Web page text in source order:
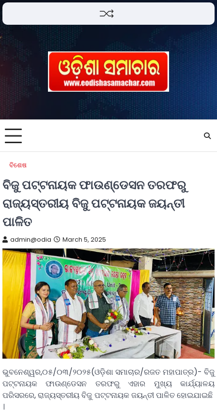
ବିଶେଷ
ବିଜୁ ପଟ୍ଟନାୟକ ଫାଉଣ୍ଡେସନ ତରଫରୁ
ରାଜ୍ୟସ୍ତରୀୟ ବିଜୁ ପଟ୍ଟନାୟକ ଜୟନ୍ତୀ
ପାଳିତ
admin@odia March 5, 2025
ଭୁବନେଶ୍ୱର,୦୫/୦୩/୨୦୨୫(ଓଡ଼ିଶା ସମାଚାର/ରଜତ ମହାପାତ୍ର)- ବିଜୁ
ପଟ୍ଟନାୟକ ଫାଉଣ୍ଡେସନ ତରଫରୁ ଏହାର ମୁଖ୍ୟ କାର୍ଯ୍ୟାଳୟ
ପରିସରରେ, ରାଜ୍ୟସ୍ତରୀୟ ବିଜୁ ପଟ୍ଟନାୟକ ଜୟନ୍ତୀ ପାଳିତ ହୋଇଯାଇଛି
।